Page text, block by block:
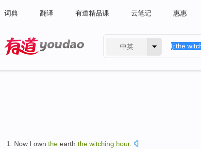
词典 翻译 有道精品课 云笔记 惠惠
中英
Now I own the earth the witching hour.